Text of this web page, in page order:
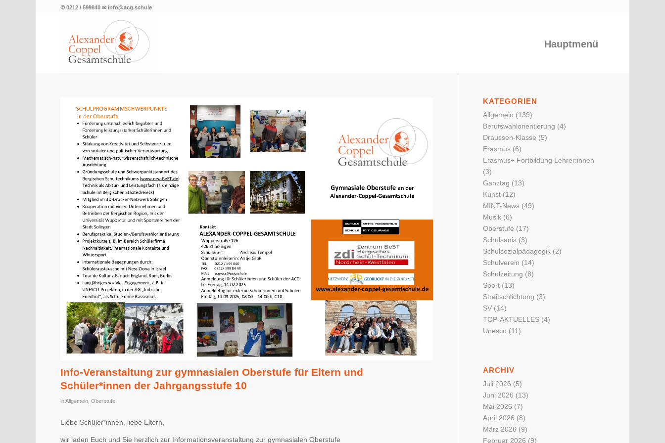
✆ 0212 / 599840 ✉ info@acg.schule
Hauptmenü
Info-Veranstaltung zur gymnasialen Oberstufe für Eltern und
Schüler*innen der Jahrgangsstufe 10
inAllgemein Oberstufe
Liebe Schüler*innen, liebe Eltern,
wir laden Euch und Sie herzlich zur Informationsveranstaltung zur gymnasialen Oberstufe
KATEGORIEN
Allgemein (139)
Berufswahlorientierung (4)
Draussen-Klasse (5)
Erasmus (6)
Erasmus+ Fortbildung Lehrer:innen
(3)
Ganztag (13)
Kunst (12)
MINT-News (49)
Musik (6)
Oberstufe (17)
Schulsanis (3)
Schulsozialpädagogik (2)
Schulverein (14)
Schulzeitung (8)
Sport (13)
Streitschlichtung (3)
SV (14)
TOP-AKTUELLES (4)
Unesco (11)
ARCHIV
Juli 2026 (5)
Juni 2026 (13)
Mai 2026 (7)
April 2026 (8)
März 2026 (9)
Februar 2026 (9)